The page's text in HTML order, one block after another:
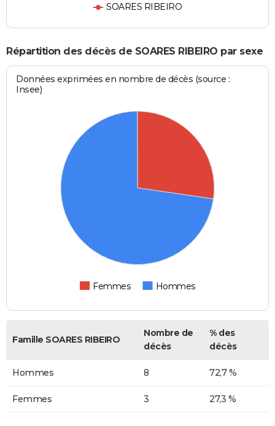
SOARES RIBEIRO
Répartition des décès de SOARES RIBEIRO par sexe
Données exprimées en nombre de décès (source :
Insee)
Femmes Hommes
Famille SOARES RIBEIRO
Nombre de
décès
% des
décès
Hommes 8 72,7 %
Femmes 3 27,3 %